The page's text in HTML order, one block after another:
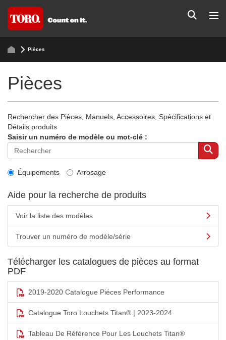
Pièces
Pièces
Rechercher des Pièces, Manuels, Accessoires, Spécifications et
Détails produits
Saisir un numéro de modèle ou mot-clé :
Équipements Arrosage
Aide pour la recherche de produits
Voir la liste des modèles
Trouver un numéro de modèle/série
Télécharger les catalogues de pièces au format
PDF
2019-2020 Catalogue Piéces Performance
Catalogue Toro Louchets Titan® | 2023-2024
Tableau De Référence Pour Les Louchets Titan®